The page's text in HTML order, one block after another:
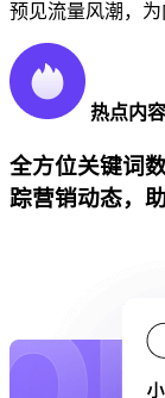
预见流量风潮，
热点内
全方位关键词
踪营销动态，